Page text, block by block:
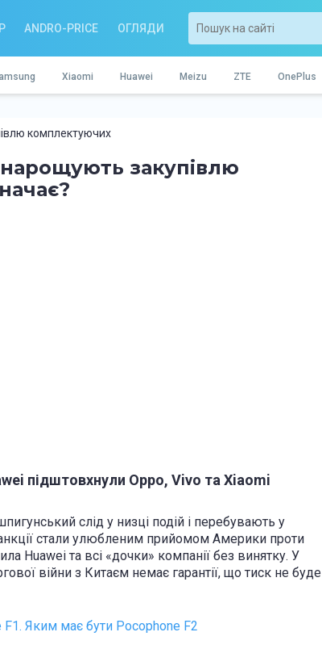
ANDRO-PRICE ОГЛЯДИ
Xiaomi Huawei Meizu ZTE OnePlus
комплектуючих
закупівлю
підштовхнули Oppo, Vivo та Xiaomi
слід у низці подій і перебувають у
стали улюбленим прийомом Америки проти
Huawei та всі «дочки» компанії без винятку. У
війни з Китаєм немає гарантії, що тиск не буде
Яким має бути Pocophone F2